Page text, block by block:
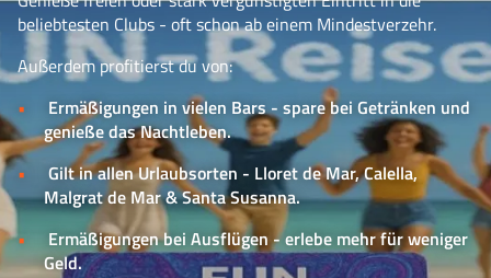
beliebtesten Clubs - oft schon ab einem Mindestverzehr.
Außerdem profitierst du von:
Ermäßigungen in vielen Bars - spare bei Getränken und
genieße das Nachtleben.
Gilt in allen Urlaubsorten - Lloret de Mar, Calella,
Malgrat de Mar & Santa Susanna.
Ermäßigungen bei Ausflügen - erlebe mehr für weniger
Geld.